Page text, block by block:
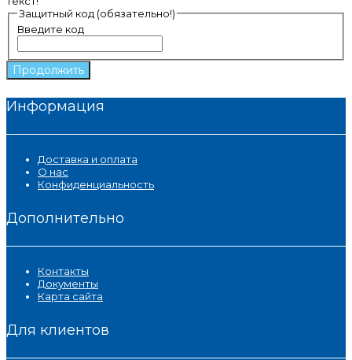
Защитный код (обязательно!)
Введите код
Продолжить
Информация
Доставка и оплата
О нас
Конфиденциальность
Дополнительно
Контакты
Документы
Карта сайта
Для клиентов